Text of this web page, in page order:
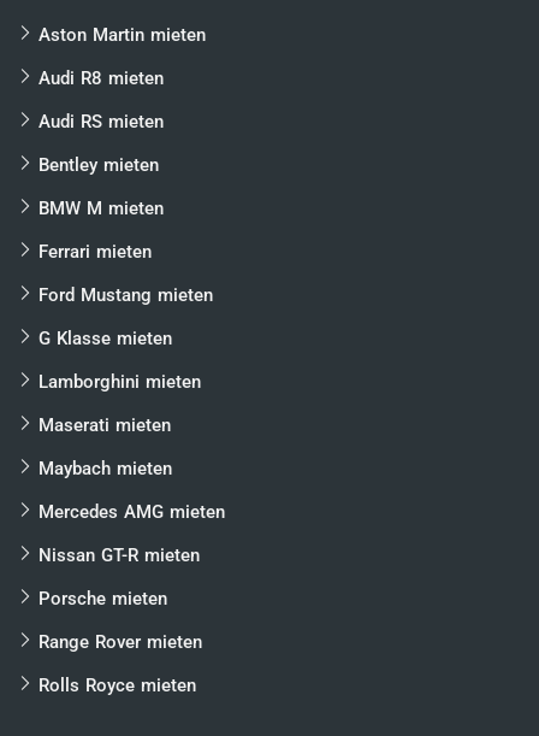
Mit einer großen Bandbreite an
wir wirklich jedem Interessenten die Chance geben,
seinen Traumwagen an einem Ort seiner Wahl
einzulösen. Aktuell ist das möglich in:
Berlin
München
Hamburg
Frankfurt
Düsseldorf
Stuttgart
Dresden
Rostock
Nürnberg
Bremen
Dortmund
Essen
Aston Martin mieten
Audi R8 mieten
Audi RS mieten
Bentley mieten
BMW M mieten
Ferrari mieten
Ford Mustang mieten
G Klasse mieten
Lamborghini mieten
Maserati mieten
Maybach mieten
Mercedes AMG mieten
Nissan GT-R mieten
Porsche mieten
Range Rover mieten
Rolls Royce mieten